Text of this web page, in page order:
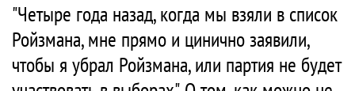
"Четыре года назад, когда мы взяли в список
Ройзмана, мне прямо и цинично заявили,
чтобы я убрал Ройзмана, или партия не будет